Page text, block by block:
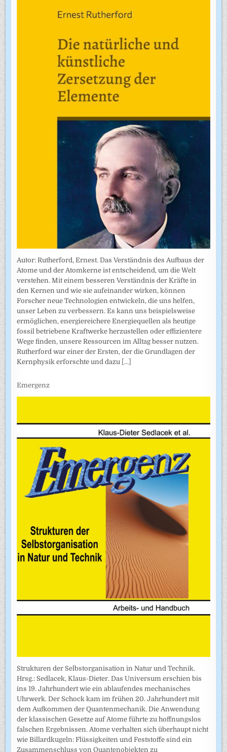
Autor: Rutherford, Ernest. Das Verständnis des Aufbaus der
Atome und der Atomkerne ist entscheidend, um die Welt
verstehen. Mit einem besseren Verständnis der Kräfte in
den Kernen und wie sie aufeinander wirken, können
Forscher neue Technologien entwickeln, die uns helfen,
unser Leben zu verbessern. Es kann uns beispielsweise
ermöglichen, energiereichere Energiequellen als heutige
fossil betriebene Kraftwerke herzustellen oder effizientere
Wege finden, unsere Ressourcen im Alltag besser nutzen.
Rutherford war einer der Ersten, der die Grundlagen der
Kernphysik erforschte und dazu [...]
Emergenz
Strukturen der Selbstorganisation in Natur und Technik.
Hrsg.: Sedlacek, Klaus-Dieter. Das Universum erschien bis
ins 19. Jahrhundert wie ein ablaufendes mechanisches
Uhrwerk. Der Schock kam im frühen 20. Jahrhundert mit
dem Aufkommen der Quantenmechanik. Die Anwendung
der klassischen Gesetze auf Atome führte zu hoffnungslos
falschen Ergebnissen. Atome verhalten sich überhaupt nicht
wie Billardkugeln: Flüssigkeiten und Feststoffe sind ein
Zusammenschluss von Quantenobjekten zu